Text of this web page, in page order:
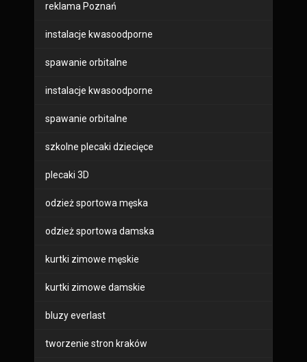
reklama Poznań
instalacje kwasoodporne
spawanie orbitalne
instalacje kwasoodporne
spawanie orbitalne
szkolne plecaki dziecięce
plecaki 3D
odzież sportowa męska
odzież sportowa damska
kurtki zimowe męskie
kurtki zimowe damskie
bluzy everlast
tworzenie stron kraków